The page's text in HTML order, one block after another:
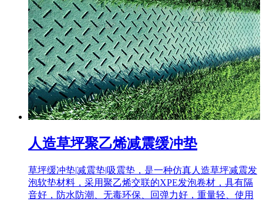
人造草坪聚乙烯减震缓冲垫
草坪缓冲垫|减震垫|吸震垫，是一种仿真人造草坪减震发
泡软垫材料，采用聚乙烯交联的XPE发泡卷材，具有隔
音好，防水防潮、无毒环保、回弹力好，重量轻、使用